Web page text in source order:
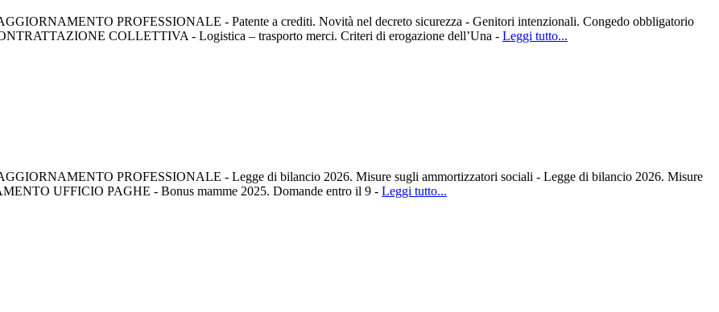
PROFESSIONALE - Patente a crediti. Novità nel decreto sicurezza - Genitori intenzionali. Congedo obbligatorio
COLLETTIVA - Logistica – trasporto merci. Criteri di erogazione dell’Una - Leggi tutto...
PROFESSIONALE - Legge di bilancio 2026. Misure sugli ammortizzatori sociali - Legge di bilancio 2026. Misure
UFFICIO PAGHE - Bonus mamme 2025. Domande entro il 9 - Leggi tutto...